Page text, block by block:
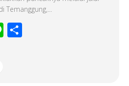
Temanggung,...
Line